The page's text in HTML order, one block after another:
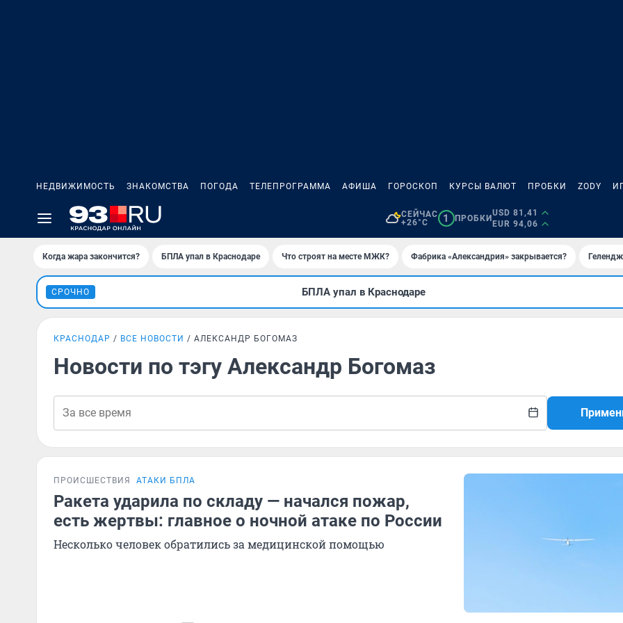
НЕДВИЖИМОСТЬ ЗНАКОМСТВА ПОГОДА ТЕЛЕПРОГРАММА АФИША ГОРОСКОП КУРСЫ ВАЛЮТ ПРОБКИ ZODY
СЕЙЧАС
+26°C
1 ПРОБКИ
USD 81,41
EUR 94,06
Когда жара закончится? БПЛА упал в Краснодаре Что строят на месте МЖК? Фабрика «Александрия» закрывается?
СРОЧНО БПЛА упал в Краснодаре
КРАСНОДАР ВСЕ НОВОСТИ АЛЕКСАНДР БОГОМАЗ
Новости по тэгу Александр Богомаз
ПРОИСШЕСТВИЯ АТАКИ БПЛА
Ракета ударила по складу — начался пожар,
есть жертвы: главное о ночной атаке по России
Несколько человек обратились за медицинской помощью